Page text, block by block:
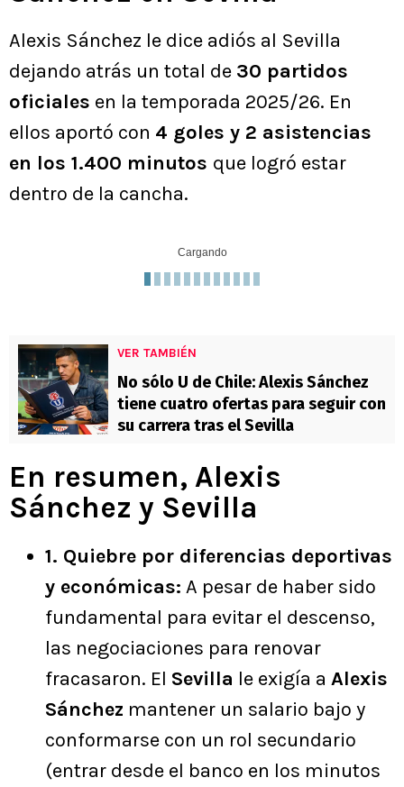
Alexis Sánchez le dice adiós al Sevilla
dejando atrás un total de 30 partidos
oficiales en la temporada 2025/26. En
ellos aportó con 4 goles y 2 asistencias
en los 1.400 minutos que logró estar
dentro de la cancha.
Cargando
VER TAMBIÉN
No sólo U de Chile: Alexis Sánchez
tiene cuatro ofertas para seguir con
su carrera tras el Sevilla
En resumen, Alexis
Sánchez y Sevilla
1. Quiebre por diferencias deportivas
y económicas: A pesar de haber sido
fundamental para evitar el descenso,
las negociaciones para renovar
fracasaron. El Sevilla le exigía a Alexis
Sánchez mantener un salario bajo y
conformarse con un rol secundario
(entrar desde el banco en los minutos